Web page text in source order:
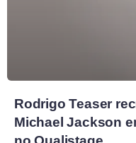
Rodrigo Teaser
Michael Jackson